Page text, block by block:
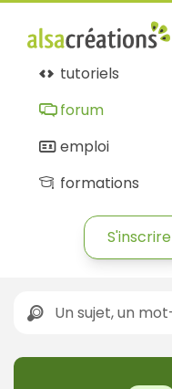
tutoriels
forum
emploi
formations
S'inscrire